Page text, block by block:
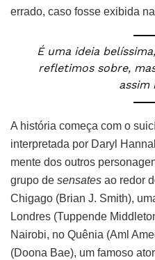
errado, caso fosse exibida
É uma ideia
refletimos sobre,
assim
A história começa com o
interpretada por Daryl
mente dos outros
grupo de sensates ao redor
Chigago (Brian J. Smith),
Londres (Tuppende
Nairobi, no Quênia (Aml
(Doona Bae), um famoso